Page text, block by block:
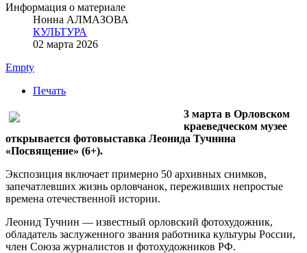
Информация о материале
Нонна АЛМАЗОВА
КУЛЬТУРА
02 марта 2026
Empty
Печать
3 марта в Орловском
краеведческом музее
открывается фотовыставка Леонида Тучнина
«Посвящение» (6+).
Экспозиция включает примерно 50 архивных снимков,
запечатлевших жизнь орловчанок, переживших непростые
времена отечественной истории.
Леонид Тучнин — известный орловский фотохудожник,
обладатель заслуженного звания работника культуры России,
член Союза журналистов и фотохудожников РФ.